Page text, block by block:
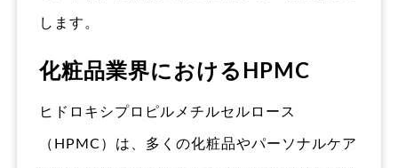
します。
化粧品業界におけるHPMC
ヒドロキシプロピルメチルセルロース
（HPMC）は、多くの化粧品やパーソナルケア